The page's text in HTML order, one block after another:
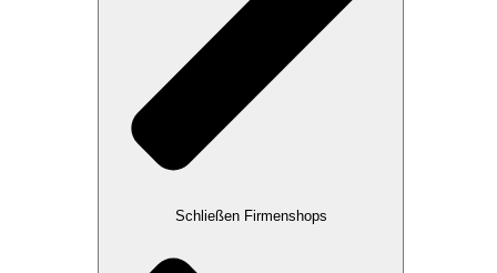
Schließen Firmenshops